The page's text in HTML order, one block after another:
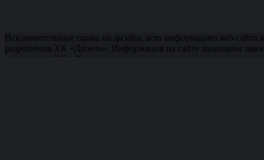
Исключительные права на дизайн, всю информацию веб-сайта
разрешения ХК «Дизель». Информация на сайте защищена
разрешения ХК «Дизель»